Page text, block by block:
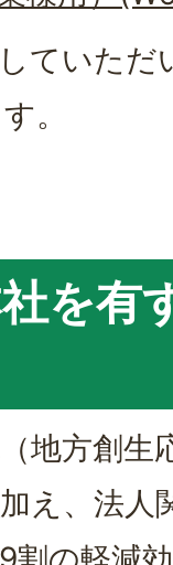
ていただ
。
を有
地方創生
え、法人